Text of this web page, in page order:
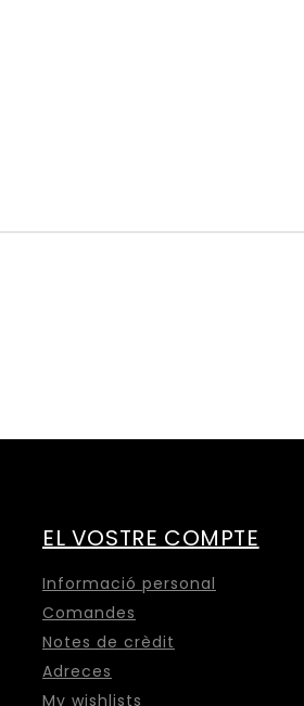
EL VOSTRE COMPTE
Informació personal
Comandes
Notes de crèdit
Adreces
My wishlists